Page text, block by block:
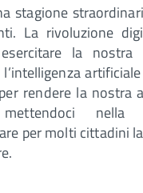
stagione
La rivoluzione
la nostra
rendere la nostra
mettendoci nella
per molti cittadini